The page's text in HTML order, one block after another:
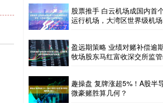
股票推手 白云机场成国内首
运行机场，大湾区世界级机
盈远期策略 业绩对赌补偿逾
牧场股东马红富收深交所监
趣操盘 复牌涨超5%！A股半
微豪赌胜算几何？